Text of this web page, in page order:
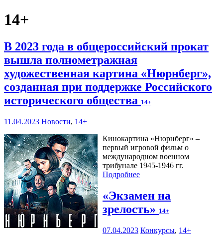
14+
В 2023 года в общероссийский прокат
вышла полнометражная
художественная картина «Нюрнберг»,
созданная при поддержке Российского
исторического общества 14+
11.04.2023 Новости, 14+
Кинокартина «Нюрнберг» –
первый игровой фильм о
международном военном
трибунале 1945-1946 гг.
Подробнее
«Экзамен на
зрелость» 14+
07.04.2023 Конкурсы, 14+